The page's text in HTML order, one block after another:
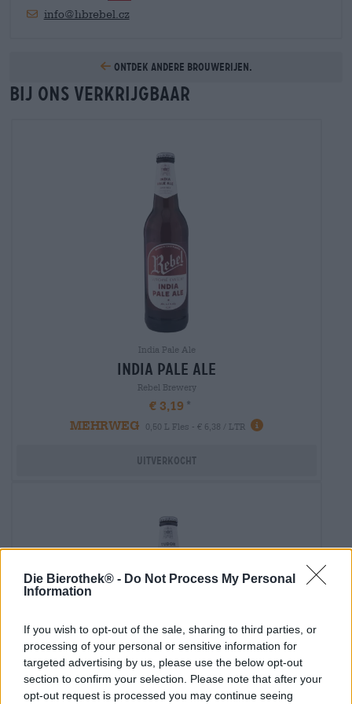
Die Bierothek® - Do Not Process My Personal
Information
If you wish to opt-out of the sale, sharing to third parties, or
processing of your personal or sensitive information for
targeted advertising by us, please use the below opt-out
section to confirm your selection. Please note that after your
opt-out request is processed you may continue seeing
info@hbrebel.cz
Ontdek andere brouwerijen.
Bij ons verkrijgbaar
India Pale Ale
india pale ale
Rebel Brewery
€ 3,19
MEHRWEG
0,50 L Fles - € 6,38 / LTR
Uitverkocht